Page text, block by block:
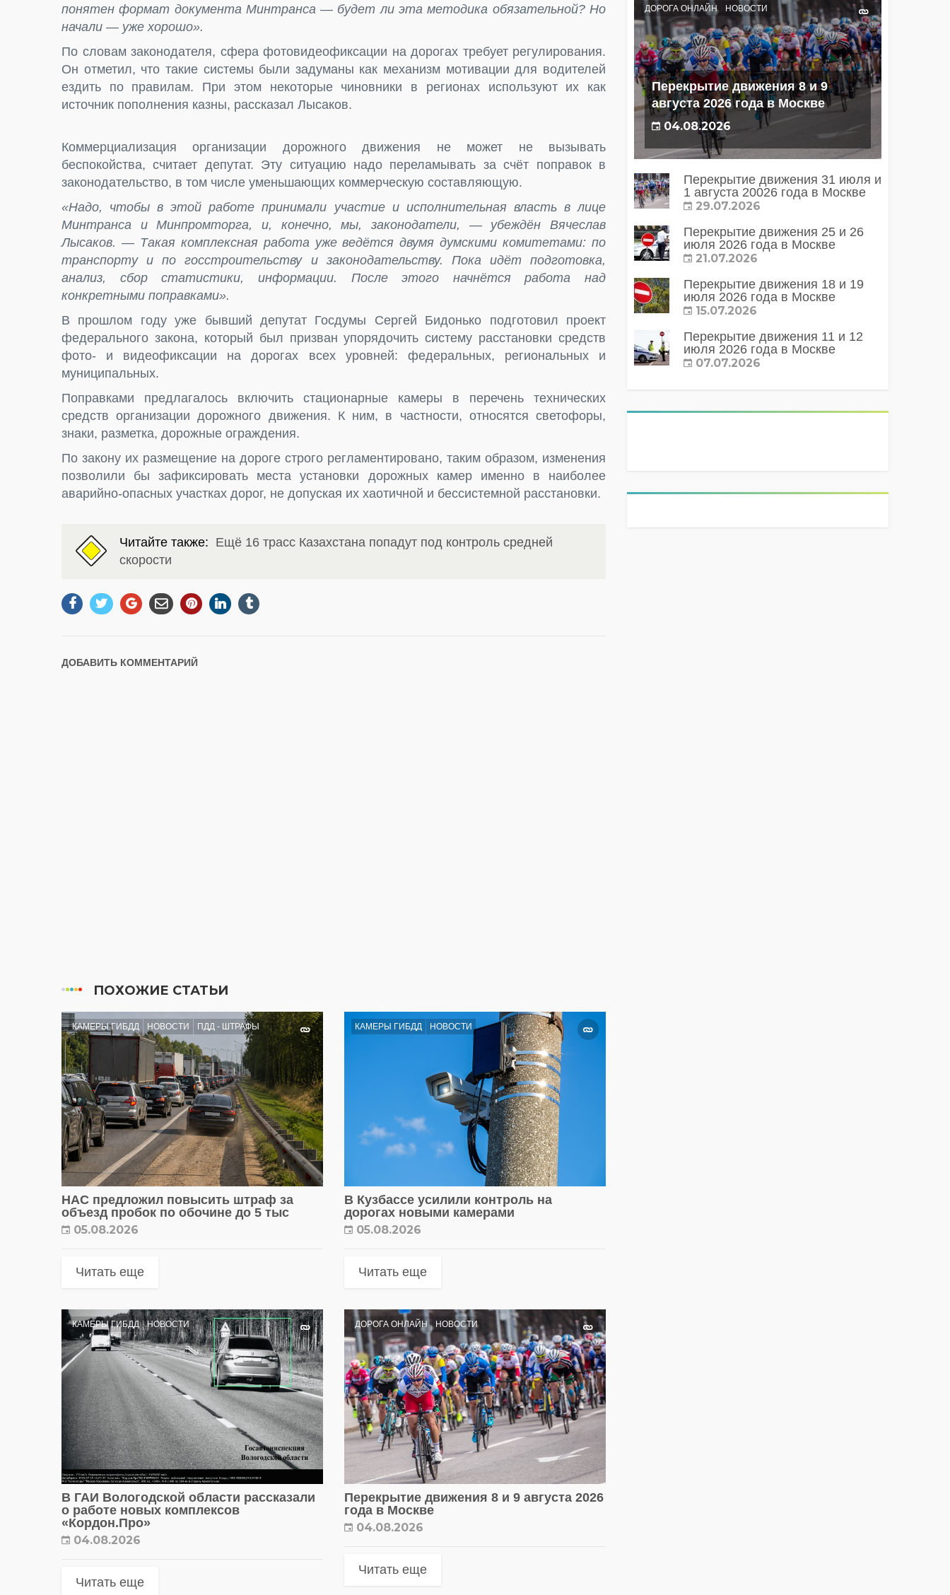
понятен формат документа Минтранса — будет ли эта методика обязательной? Но
начали — уже хорошо».
По словам законодателя, сфера фотовидеофиксации на дорогах требует регулирования.
Он отметил, что такие системы были задуманы как механизм мотивации для водителей
ездить по правилам. При этом некоторые чиновники в регионах используют их как
источник пополнения казны, рассказал Лысаков.
Коммерциализация организации дорожного движения не может не вызывать
беспокойства, считает депутат. Эту ситуацию надо переламывать за счёт поправок в
законодательство, в том числе уменьшающих коммерческую составляющую.
«Надо, чтобы в этой работе принимали участие и исполнительная власть в лице
Минтранса и Минпромторга, и, конечно, мы, законодатели, — убеждён Вячеслав
Лысаков. — Такая комплексная работа уже ведётся двумя думскими комитетами: по
транспорту и по госстроительству и законодательству. Пока идёт подготовка,
анализ, сбор статистики, информации. После этого начнётся работа над
конкретными поправками».
В прошлом году уже бывший депутат Госдумы Сергей Бидонько подготовил проект
федерального закона, который был призван упорядочить систему расстановки средств
фото- и видеофиксации на дорогах всех уровней: федеральных, региональных и
муниципальных.
Поправками предлагалось включить стационарные камеры в перечень технических
средств организации дорожного движения. К ним, в частности, относятся светофоры,
знаки, разметка, дорожные ограждения.
По закону их размещение на дороге строго регламентировано, таким образом, изменения
позволили бы зафиксировать места установки дорожных камер именно в наиболее
аварийно-опасных участках дорог, не допуская их хаотичной и бессистемной расстановки.
Читайте также: Ещё 16 трасс Казахстана попадут под контроль средней
скорости
ДОБАВИТЬ КОММЕНТАРИЙ
ПОХОЖИЕ СТАТЬИ
КАМЕРЫ ГИБДД НОВОСТИ ПДД - ШТРАФЫ
НАС предложил повысить штраф за
объезд пробок по обочине до 5 тыс
05.08.2026
Читать еще
КАМЕРЫ ГИБДД НОВОСТИ
В Кузбассе усилили контроль на
дорогах новыми камерами
05.08.2026
Читать еще
КАМЕРЫ ГИБДД НОВОСТИ
В ГАИ Вологодской области рассказали
о работе новых комплексов
«Кордон.Про»
04.08.2026
Читать еще
ДОРОГА ОНЛАЙН НОВОСТИ
Перекрытие движения 8 и 9 августа 2026
года в Москве
04.08.2026
Читать еще
ДОРОГА ОНЛАЙН НОВОСТИ
Перекрытие движения 8 и 9
августа 2026 года в Москве
04.08.2026
Перекрытие движения 31 июля и
1 августа 20026 года в Москве
29.07.2026
Перекрытие движения 25 и 26
июля 2026 года в Москве
21.07.2026
Перекрытие движения 18 и 19
июля 2026 года в Москве
15.07.2026
Перекрытие движения 11 и 12
июля 2026 года в Москве
07.07.2026